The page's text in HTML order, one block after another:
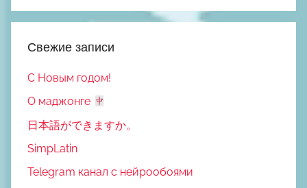
Свежие записи
С Новым годом!
О маджонге
日本語ができますか。
SimpLatin
Telegram канал с нейрообоями